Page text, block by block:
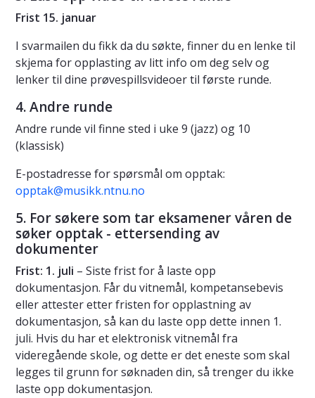
Frist 15. januar
I svarmailen du fikk da du søkte, finner du en lenke til
skjema for opplasting av litt info om deg selv og
lenker til dine prøvespillsvideoer til første runde.
4. Andre runde
Andre runde vil finne sted i uke 9 (jazz) og 10
(klassisk)
E-postadresse for spørsmål om opptak:
opptak@musikk.ntnu.no
5. For søkere som tar eksamener våren de
søker opptak - ettersending av
dokumenter
Frist: 1. juli – Siste frist for å laste opp
dokumentasjon. Får du vitnemål, kompetansebevis
eller attester etter fristen for opplastning av
dokumentasjon, så kan du laste opp dette innen 1.
juli. Hvis du har et elektronisk vitnemål fra
videregående skole, og dette er det eneste som skal
legges til grunn for søknaden din, så trenger du ikke
laste opp dokumentasjon.